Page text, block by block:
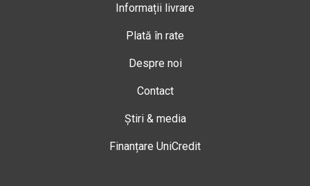
Informații livrare
Plată în rate
Despre noi
Contact
Știri & media
Finanțare UniCredit